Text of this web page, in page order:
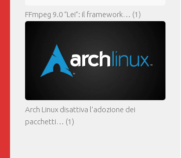
FFmpeg 9.0 “Lei”: il framework… (1)
Arch Linux disattiva l’adozione dei
pacchetti… (1)